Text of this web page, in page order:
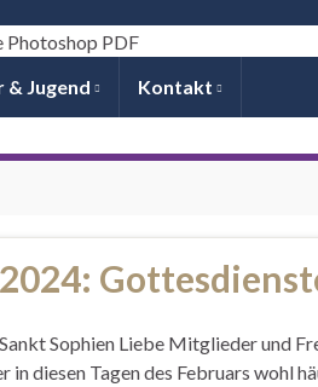
& Jugend Kontakt
Sophien Liebe Mitglieder und
in diesen Tagen des Februars